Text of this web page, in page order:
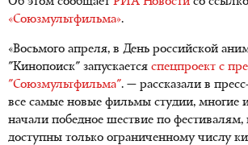
«Союзмультфильма».
«Восьмого апреля, в День российской
"Кинопоиск" запускается спецпроект с
"Союзмультфильма". — рассказали в
все самые новые фильмы студии, многие
начали победное шествие по
доступны только ограниченному числу